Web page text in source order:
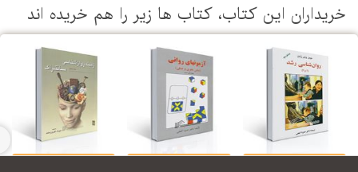
این كتاب، كتاب ها زیر را هم خریده اند